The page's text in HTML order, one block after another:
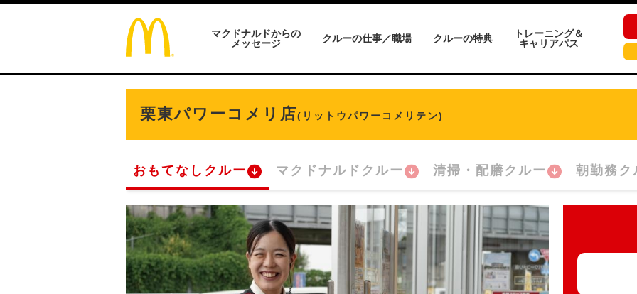
マクドナルドからの
メッセージ
クルーの仕事／職場 クルーの特典
トレーニング＆
キャリアパス
栗東パワーコメリ店(リットウパワーコメリテン)
おもてなしクルー マクドナルドクルー 清掃・配膳クルー 朝勤務ク